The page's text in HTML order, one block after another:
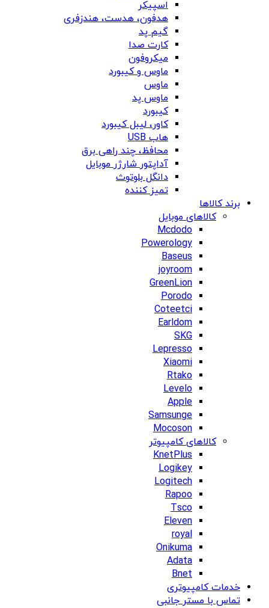
اسپیکر
هدفون، هدست، هندزفری
گیم پد
کارت صدا
میکروفون
ماوس و کیبورد
ماوس
ماوس پد
کیبورد
کاور، لیبل کیبورد
هاب USB
محافظ، چند راهی برق
آداپتور شارژر موبایل
دانگل بلوتوث
تمیز کننده
برند کالاها
کالاهای موبایل
Mcdodo
Powerology
Baseus
joyroom
GreenLion
Porodo
Coteetci
Earldom
SKG
Lepresso
Xiaomi
Rtako
Levelo
Apple
Samsunge
Mocoson
کالاهای کامپیوتر
KnetPlus
Logikey
Logitech
Rapoo
Tsco
Eleven
royal
Onikuma
Adata
Bnet
خدمات کامپیوتری
تماس با مستر جانبی